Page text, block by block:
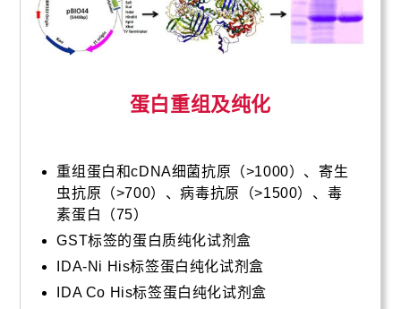
蛋白重组及纯化
重组蛋白和cDNA细菌抗原（>1000）、寄生
虫抗原（>700）、病毒抗原（>1500）、毒
素蛋白（75）
GST标签的蛋白质纯化试剂盒
IDA-Ni His标签蛋白纯化试剂盒
IDA Co His标签蛋白纯化试剂盒